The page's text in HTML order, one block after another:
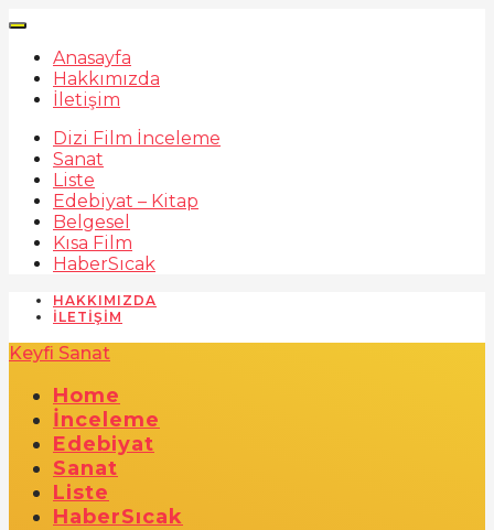
Anasayfa
Hakkımızda
İletişim
Dizi Film İnceleme
Sanat
Liste
Edebiyat – Kitap
Belgesel
Kısa Film
HaberSıcak
HAKKIMIZDA
İLETIŞIM
Keyfi Sanat
Home
İnceleme
Edebiyat
Sanat
Liste
HaberSıcak